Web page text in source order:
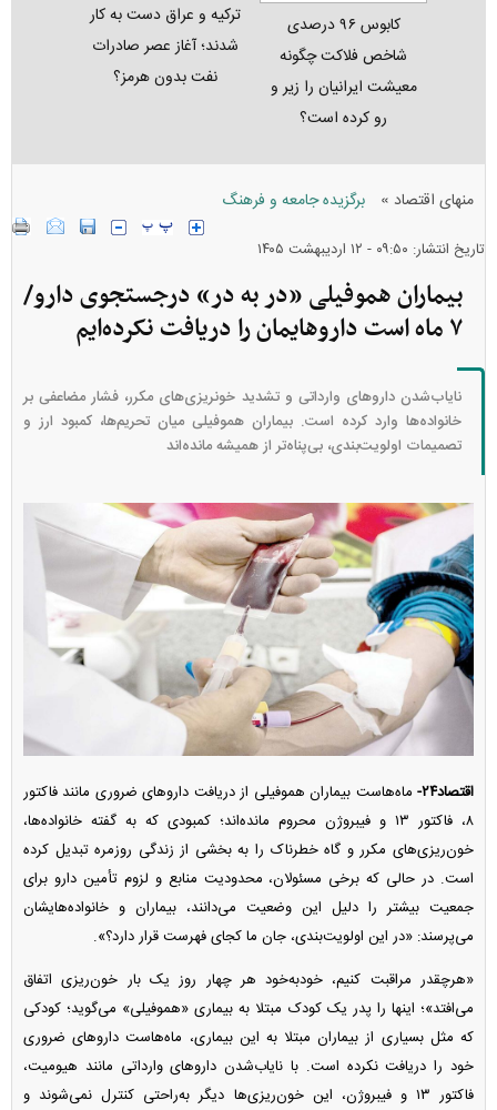
کابوس ۹۶ درصدی
شاخص فلاکت چگونه
معیشت ایرانیان را زیر و
رو کرده است؟
ترکیه و عراق دست به کار
شدند؛ آغاز عصر صادرات
نفت بدون هرمز؟
منهای اقتصاد » برگزیده جامعه و فرهنگ
تاریخ انتشار: ۰۹:۵۰ - ۱۲ ارديبهشت ۱۴۰۵
بیماران هموفیلی «در به در» درجستجوی دارو/
۷ ماه است داروهایمان را دریافت نکرده‌ایم
نایاب‌شدن دارو‌های وارداتی و تشدید خونریزی‌های مکرر، فشار مضاعفی بر
خانواده‌ها وارد کرده است. بیماران هموفیلی میان تحریم‌ها، کمبود ارز و
تصمیمات اولویت‌بندی، بی‌پناه‌تر از همیشه مانده‌اند
اقتصاد۲۴-
ماه‌هاست بیماران هموفیلی از دریافت دارو‌های ضروری مانند فاکتور
۸، فاکتور ۱۳ و فیبروژن محروم مانده‌اند؛ کمبودی که به گفته خانواده‌ها،
خون‌ریزی‌های مکرر و گاه خطرناک را به بخشی از زندگی روزمره تبدیل کرده
است. در حالی که برخی مسئولان، محدودیت منابع و لزوم تأمین دارو برای
جمعیت بیشتر را دلیل این وضعیت می‌دانند، بیماران و خانواده‌هایشان
می‌پرسند: «در این اولویت‌بندی، جان ما کجای فهرست قرار دارد؟».
«هرچقدر مراقبت کنیم، خودبه‌خود هر چهار روز یک بار خون‌ریزی اتفاق
می‌افتد»؛ اینها را پدر یک کودک مبتلا به بیماری «هموفیلی» می‌گوید؛ کودکی
که مثل بسیاری از بیماران مبتلا به این بیماری، ماه‌هاست دارو‌های ضروری
خود را دریافت نکرده است. با نایاب‌شدن دارو‌های وارداتی مانند هیومیت،
فاکتور ۱۳ و فیبروژن، این خون‌ریزی‌ها دیگر به‌راحتی کنترل نمی‌شوند و